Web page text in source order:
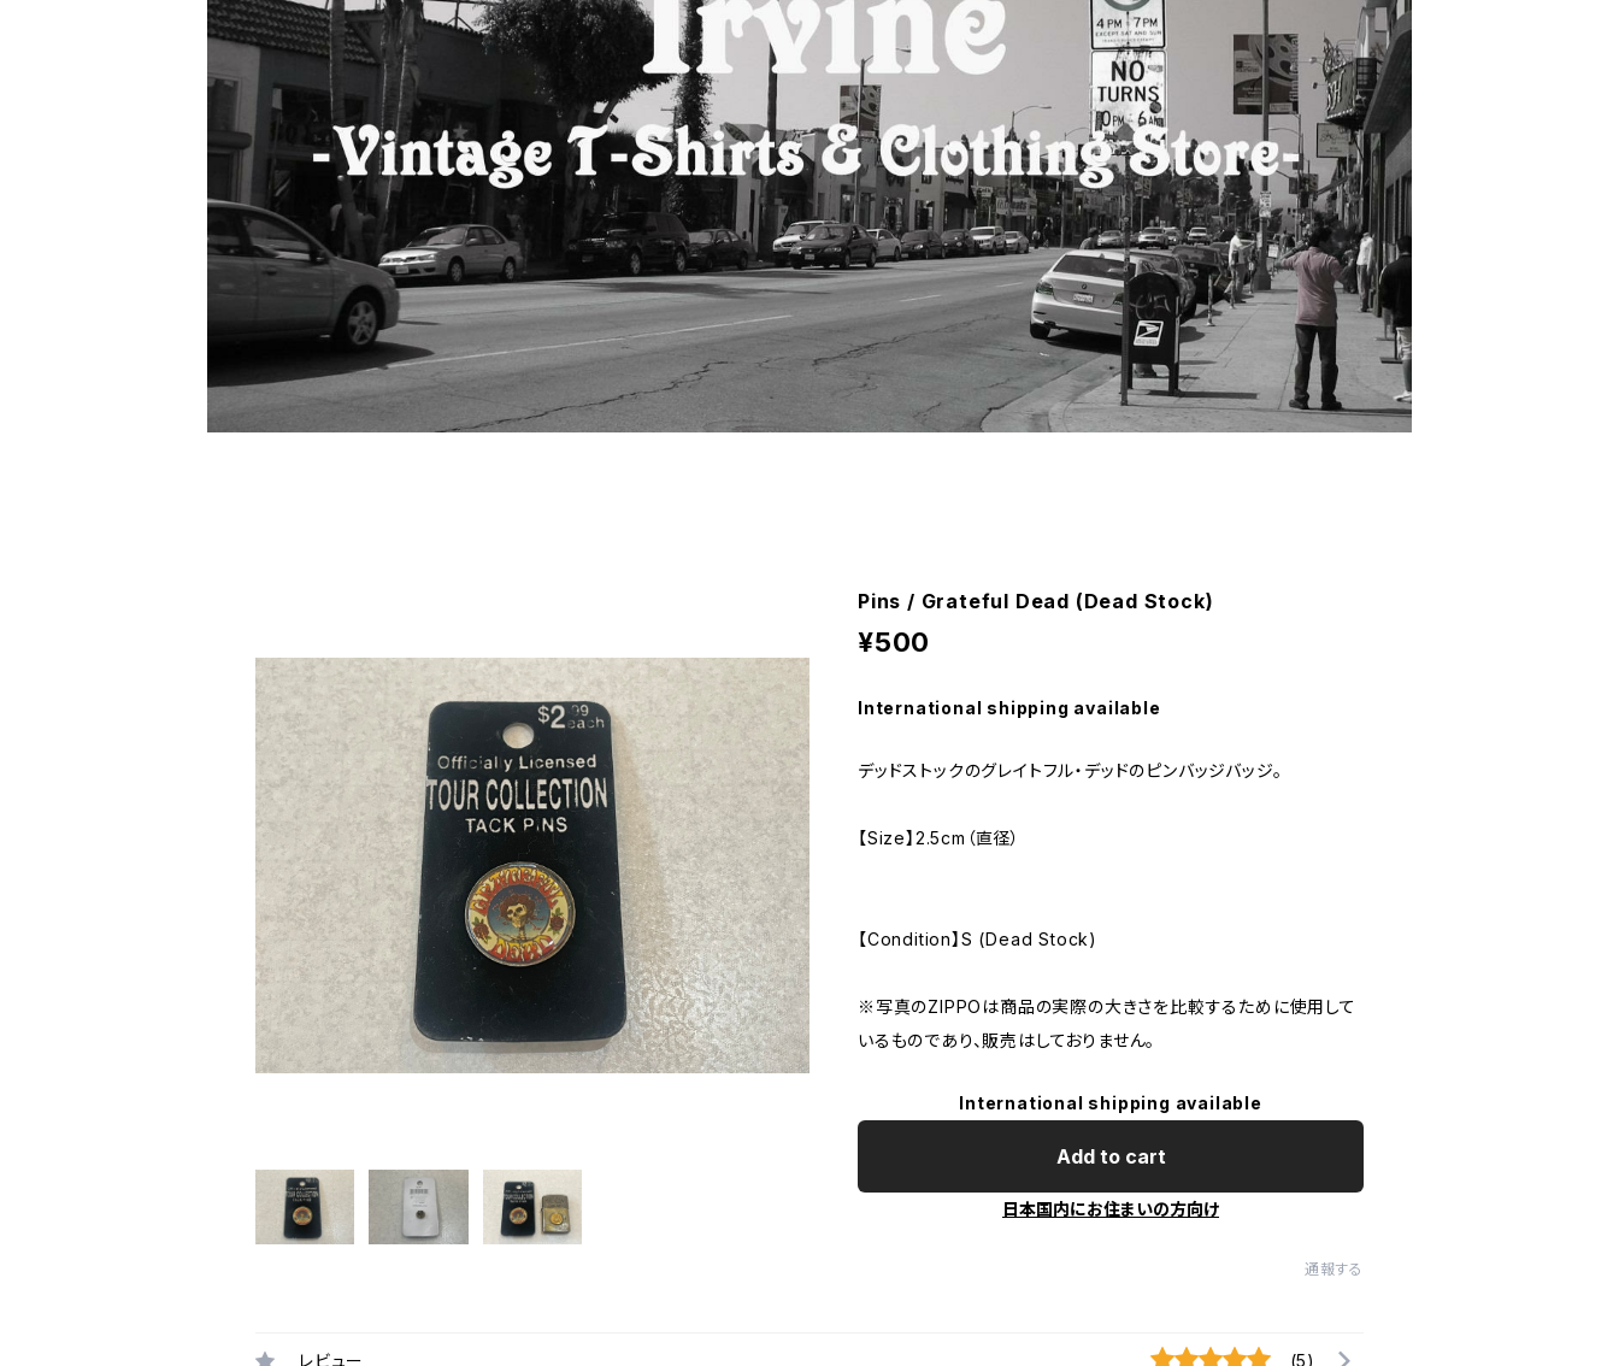
Pins / Grateful Dead (Dead Stock)
¥500
International shipping available
デッドストックのグレイトフル・デッドのピンバッジバッジ。
【Size】2.5cm（直径）
【Condition】S (Dead Stock)
※写真のZIPPOは商品の実際の大きさを比較するために使用して
いるものであり、販売はしておりません。
International shipping available
Add to cart
日本国内にお住まいの方向け
通報する
レビュー (5)